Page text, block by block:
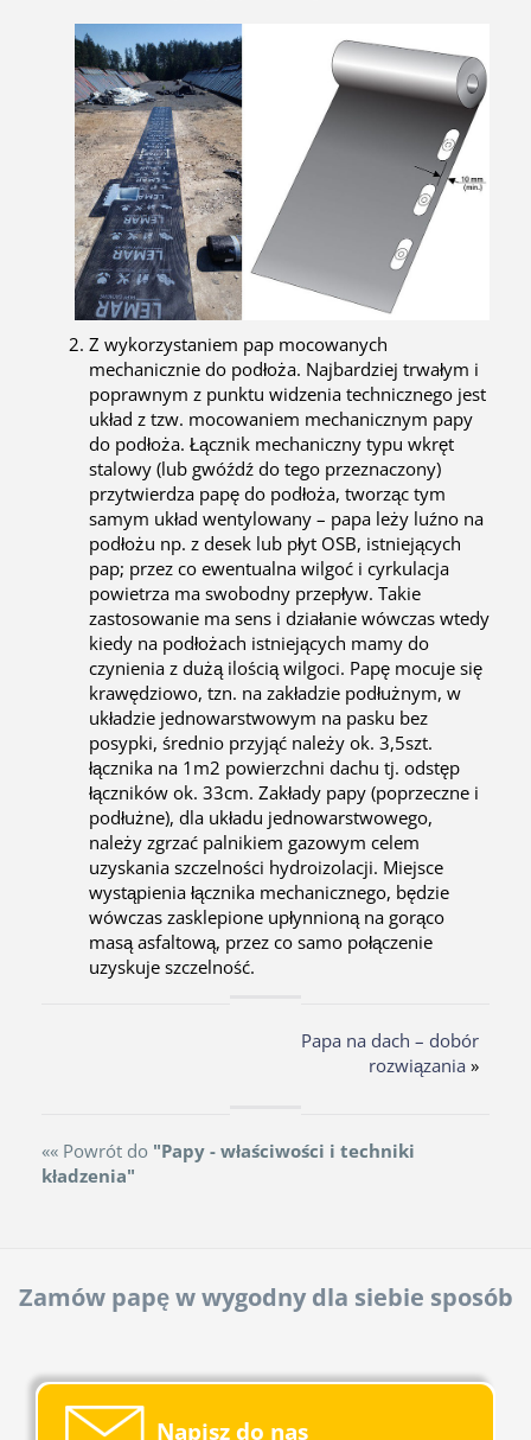
Z wykorzystaniem pap mocowanych
mechanicznie do podłoża. Najbardziej trwałym i
poprawnym z punktu widzenia technicznego jest
układ z tzw. mocowaniem mechanicznym papy
do podłoża. Łącznik mechaniczny typu wkręt
stalowy (lub gwóźdź do tego przeznaczony)
przytwierdza papę do podłoża, tworząc tym
samym układ wentylowany – papa leży luźno na
podłożu np. z desek lub płyt OSB, istniejących
pap; przez co ewentualna wilgoć i cyrkulacja
powietrza ma swobodny przepływ. Takie
zastosowanie ma sens i działanie wówczas wtedy
kiedy na podłożach istniejących mamy do
czynienia z dużą ilością wilgoci. Papę mocuje się
krawędziowo, tzn. na zakładzie podłużnym, w
układzie jednowarstwowym na pasku bez
posypki, średnio przyjąć należy ok. 3,5szt.
łącznika na 1m2 powierzchni dachu tj. odstęp
łączników ok. 33cm. Zakłady papy (poprzeczne i
podłużne), dla układu jednowarstwowego,
należy zgrzać palnikiem gazowym celem
uzyskania szczelności hydroizolacji. Miejsce
wystąpienia łącznika mechanicznego, będzie
wówczas zasklepione upłynnioną na gorąco
masą asfaltową, przez co samo połączenie
uzyskuje szczelność.
Papa na dach – dobór
rozwiązania »
«« Powrót do "Papy - właściwości i techniki
kładzenia"
Zamów papę w wygodny dla siebie sposób
Napisz do nas